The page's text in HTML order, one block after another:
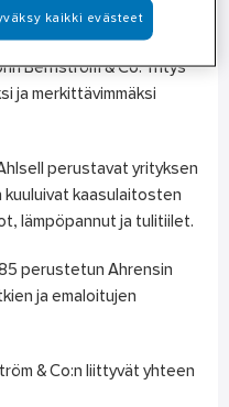
1. maaliskuuta 1877
myyntiin
Bernström & Co. Yritys
ja merkittävimmäksi
perustavat yrityksen
kuuluivat kaasulaitosten
lämpöpannut ja tulitiilet.
perustetun Ahrensin
ja emaloitujen
& Co:n liittyvät yhteen
kaikki evästeet